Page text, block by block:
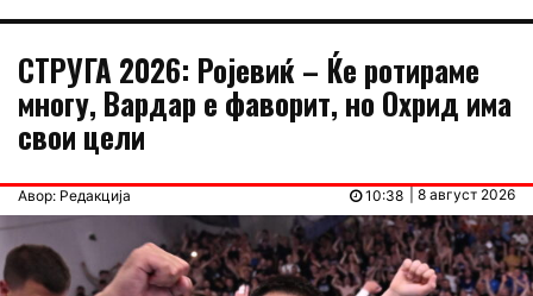
СТРУГА 2026: Ројевиќ – Ќе ротираме
многу, Вардар е фаворит, но Охрид има
свои цели
Авор: Редакција | 8 август 2026
10:38